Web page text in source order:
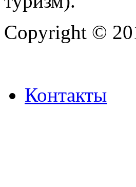
Copyright ©
Контакты